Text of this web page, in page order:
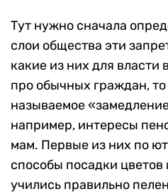
Тут нужно сначала
слои общества эти
какие из них для власти
про обычных граждан, то
называемое
например, интересы
мам. Первые из них по
способы посадки
учились правильно